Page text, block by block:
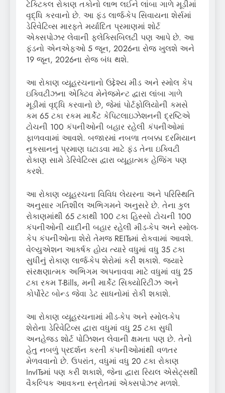
ટેક્ટિકલ રોકાણ તકોનો લાભ લઈને લાંબા ગાળે મૂડીમાં
વૃદ્ધિ કરવાનો છે. આ ફંડ લાર્જ-કેપ સિવાયના શેર્સમાં
ડેરિવેટિવ્સ મારફતે મર્યાદિત પ્રમાણમાં શોર્ટ
એક્સપોઝર લેવાની ફ્લેક્સિબિલટી પણ આપે છે. આ
ફંડનો એનએફઓ 5 જૂન, 2026ના રોજ ખુલશે અને
19 જૂન, 2026ના રોજ બંધ થશે.
આ રોકાણ વ્યૂહરચનાનો ઉદ્દેશ્ય મીડ અને સ્મોલ કેપ
ઇક્વિટીઝના એક્ટિવ મેનેજમેન્ટ દ્વારા લાંબા ગાળે
મૂડીમાં વૃદ્ધિ કરવાનો છે, જેમાં પોર્ટફોલિયોની કમસે
કમ 65 ટકા રકમ માર્કેટ કેપિટલાઇઝેશનની દ્રષ્ટિએ
ટોચની 100 કંપનીઓની બહાર રહેલી કંપનીઓમાં
ફાળવવામાં આવશે. બજારમાં નબળા તબક્કા દરમિયાન
નુકસાનનું પ્રમાણ ઘટાડવા માટે ફંડ તેના ઇક્વિટી
રોકાણ સામે ડેરિવેટિવ્સ દ્વારા વ્યૂહાત્મક હેજિંગ પણ
કરશે.
આ રોકાણ વ્યૂહરચના વિવિધ લેયરના અને પરિસ્થિતિ
અનુસાર ગતિશીલ અભિગમને અનુસરે છે. તેના કુલ
રોકાણમાંથી 65 ટકાથી 100 ટકા હિસ્સો ટોચની 100
કંપનીઓની યાદીની બહાર રહેલી મીડ-કેપ અને સ્મોલ-
કેપ કંપનીઓના શેરો તેમજ REITsમાં રોકવામાં આવશે.
વેલ્યુએશન આકર્ષક હોય ત્યારે વધુમાં વધુ 35 ટકા
સુધીનું રોકાણ લાર્જ-કેપ શેરોમાં કરી શકાશે. જ્યારે
સંરક્ષણાત્મક અભિગમ અપનાવવા માટે વધુમાં વધુ 25
ટકા રકમ T-Bills, મની માર્કેટ સિક્યોરિટીઝ અને
કોર્પોરેટ બોન્ડ જેવા ડેટ સાધનોમાં રોકી શકાશે.
આ રોકાણ વ્યૂહરચનામાં મીડ-કેપ અને સ્મોલ-કેપ
શેરોના ડેરિવેટિવ્સ દ્વારા વધુમાં વધુ 25 ટકા સુધી
અનહેજ્ડ શોર્ટ પોઝિશન લેવાની ક્ષમતા પણ છે. તેનો
હેતુ નબળું પ્રદર્શન કરતી કંપનીઓમાંથી વળતર
મેળવવાનો છે. ઉપરાંત, વધુમાં વધુ 20 ટકા રોકાણ
InvITsમાં પણ કરી શકાશે, જેના દ્વારા રિયલ એસેટ્સથી
વૈકલ્પિક આવકના સ્ત્રોતમાં એક્સપોઝર મળશે.